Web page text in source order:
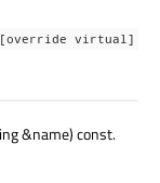
[override virtual]
&name) const.